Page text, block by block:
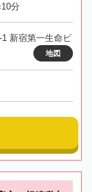
分
新宿第一生命ビ
地図